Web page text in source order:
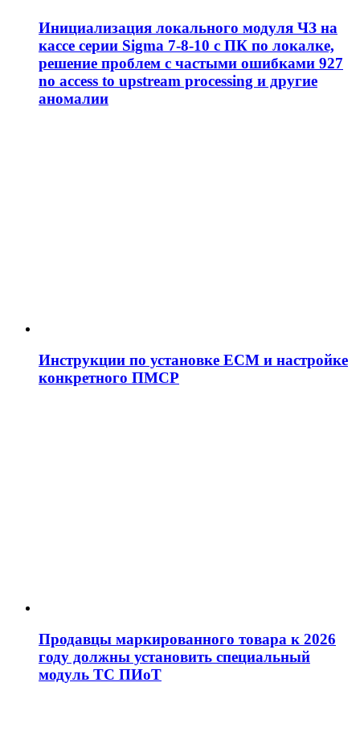
Инициализация локального модуля ЧЗ на
кассе серии Sigma 7-8-10 с ПК по локалке,
решение проблем c частыми ошибками 927
no access to upstream processing и другие
аномалии
Инструкции по установке ЕСМ и настройке
конкретного ПМСР
Продавцы маркированного товара к 2026
году должны установить специальный
модуль ТС ПИоТ